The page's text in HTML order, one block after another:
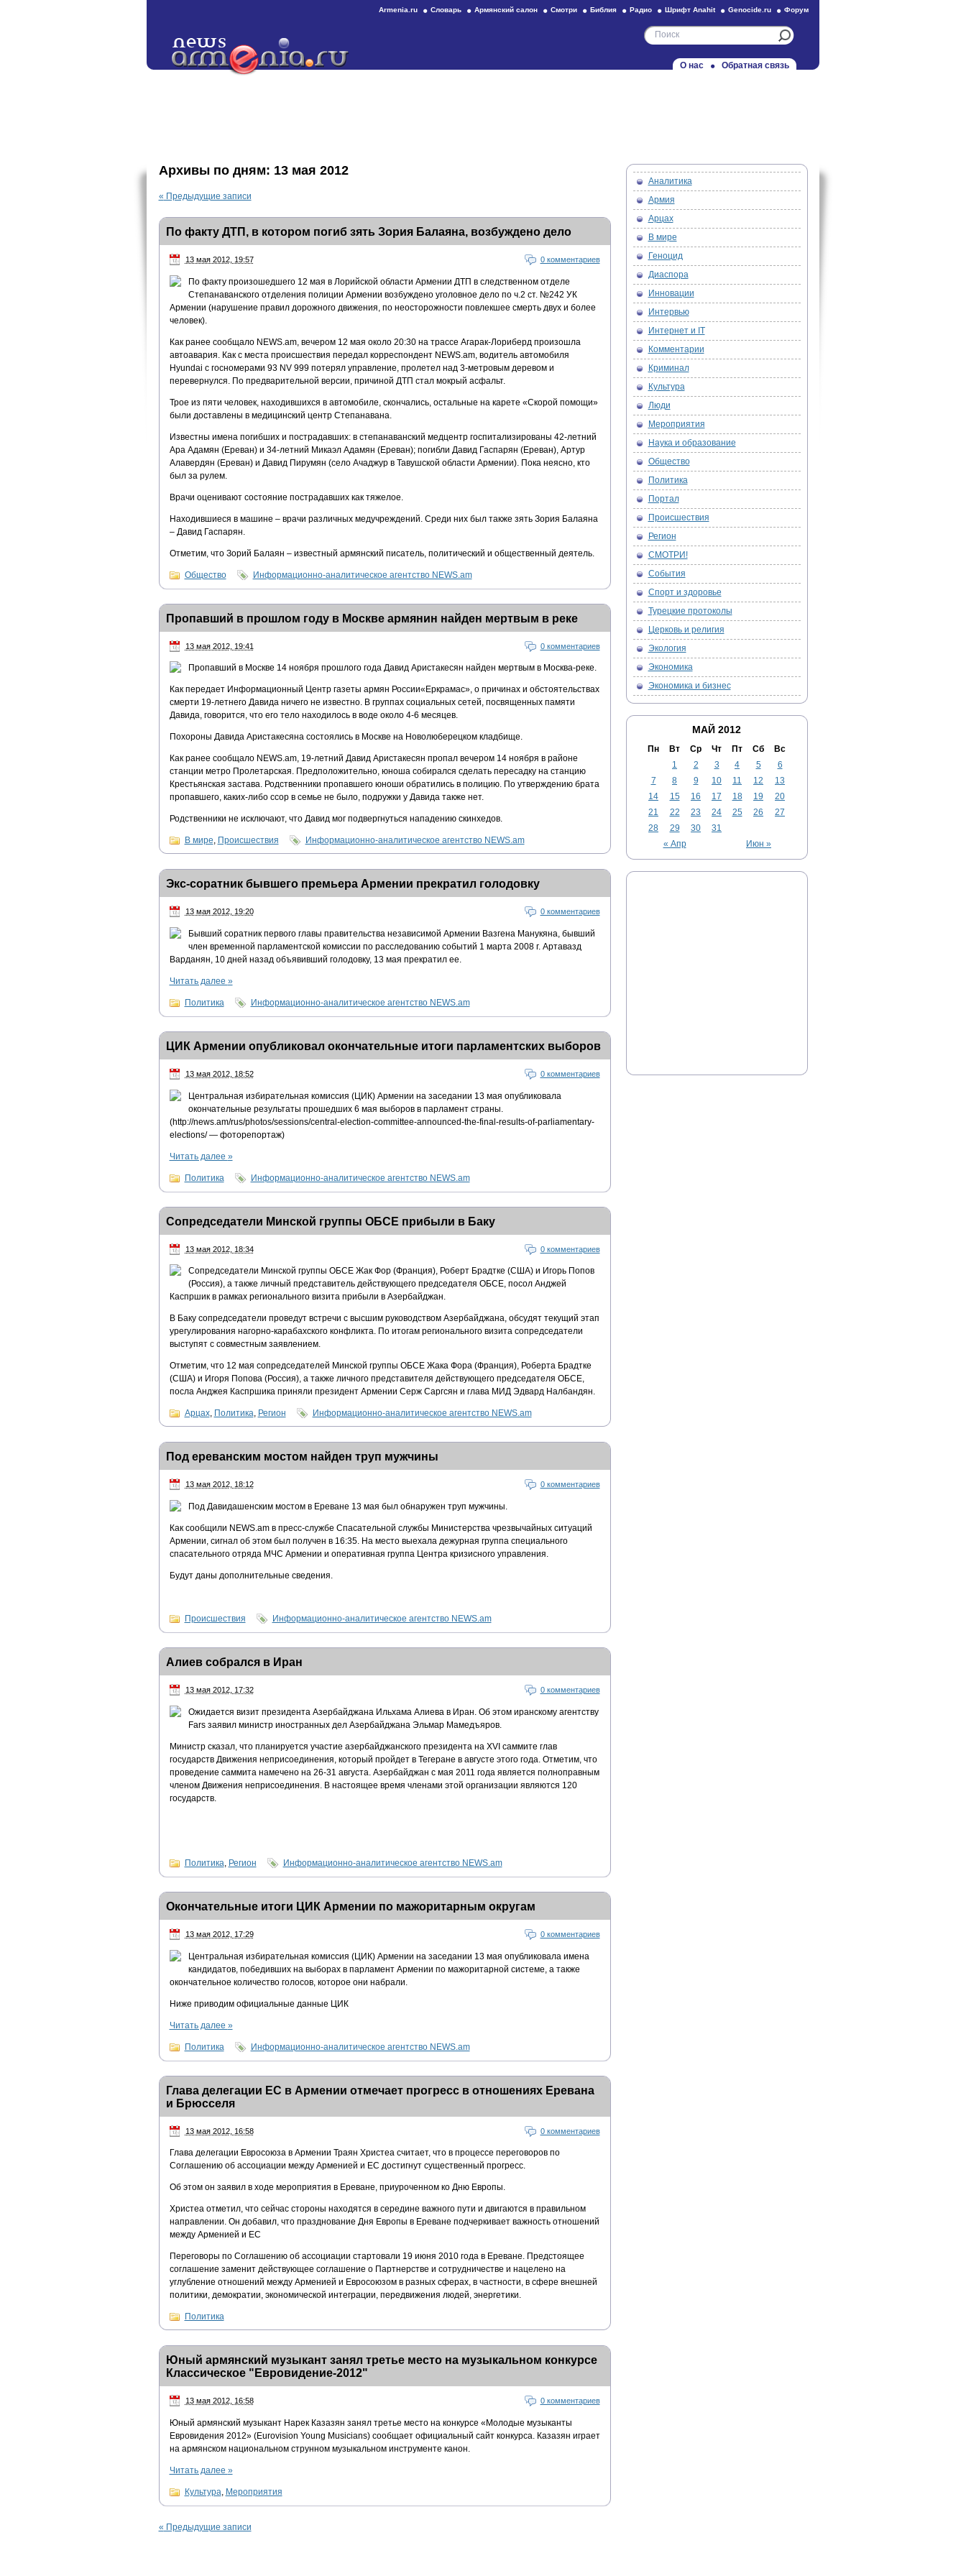
Armenia.ru Словарь Армянский салон Смотри Библия Радио Шрифт Anahit Genocide.ru Форум
О нас Обратная связь
Архивы по дням: 13 мая 2012
« Предыдущие записи
По факту ДТП, в котором погиб зять Зория Балаяна, возбуждено дело
13 мая 2012, 19:57 0 комментариев
По факту произошедшего 12 мая в Лорийской области Армении ДТП в следственном отделе
Степанаванского отделения полиции Армении возбуждено уголовное дело по ч.2 ст. №242 УК
Армении (нарушение правил дорожного движения, по неосторожности повлекшее смерть двух и более
человек).
Как ранее сообщало NEWS.am, вечером 12 мая около 20:30 на трассе Агарак-Лориберд произошла
автоавария. Как с места происшествия передал корреспондент NEWS.am, водитель автомобиля
Hyundai с госномерами 93 NV 999 потерял управление, пролетел над 3-метровым деревом и
перевернулся. По предварительной версии, причиной ДТП стал мокрый асфальт.
Трое из пяти человек, находившихся в автомобиле, скончались, остальные на карете «Скорой помощи»
были доставлены в медицинский центр Степанавана.
Известны имена погибших и пострадавших: в степанаванский медцентр госпитализированы 42-летний
Ара Адамян (Ереван) и 34-летний Микаэл Адамян (Ереван); погибли Давид Гаспарян (Ереван), Артур
Алавердян (Ереван) и Давид Пирумян (село Ачаджур в Тавушской области Армении). Пока неясно, кто
был за рулем.
Врачи оценивают состояние пострадавших как тяжелое.
Находившиеся в машине – врачи различных медучреждений. Среди них был также зять Зория Балаяна
– Давид Гаспарян.
Отметим, что Зорий Балаян – известный армянский писатель, политический и общественный деятель.
Общество Информационно-аналитическое агентство NEWS.am
Пропавший в прошлом году в Москве армянин найден мертвым в реке
13 мая 2012, 19:41 0 комментариев
Пропавший в Москве 14 ноября прошлого года Давид Аристакесян найден мертвым в Москва-реке.
Как передает Информационный Центр газеты армян России«Еркрамас», о причинах и обстоятельствах
смерти 19-летнего Давида ничего не известно. В группах социальных сетей, посвященных памяти
Давида, говорится, что его тело находилось в воде около 4-6 месяцев.
Похороны Давида Аристакесяна состоялись в Москве на Новолюберецком кладбище.
Как ранее сообщало NEWS.am, 19-летний Давид Аристакесян пропал вечером 14 ноября в районе
станции метро Пролетарская. Предположительно, юноша собирался сделать пересадку на станцию
Крестьянская застава. Родственники пропавшего юноши обратились в полицию. По утверждению брата
пропавшего, каких-либо ссор в семье не было, подружки у Давида также нет.
Родственники не исключают, что Давид мог подвергнуться нападению скинхедов.
В мире, Происшествия Информационно-аналитическое агентство NEWS.am
Экс-соратник бывшего премьера Армении прекратил голодовку
13 мая 2012, 19:20 0 комментариев
Бывший соратник первого главы правительства независимой Армении Вазгена Манукяна, бывший
член временной парламентской комиссии по расследованию событий 1 марта 2008 г. Артавазд
Варданян, 10 дней назад объявивший голодовку, 13 мая прекратил ее.
Читать далее »
Политика Информационно-аналитическое агентство NEWS.am
ЦИК Армении опубликовал окончательные итоги парламентских выборов
13 мая 2012, 18:52 0 комментариев
Центральная избирательная комиссия (ЦИК) Армении на заседании 13 мая опубликовала
окончательные результаты прошедших 6 мая выборов в парламент страны.
(http://news.am/rus/photos/sessions/central-election-committee-announced-the-final-results-of-parliamentary-
elections/ — фоторепортаж)
Читать далее »
Политика Информационно-аналитическое агентство NEWS.am
Сопредседатели Минской группы ОБСЕ прибыли в Баку
13 мая 2012, 18:34 0 комментариев
Сопредседатели Минской группы ОБСЕ Жак Фор (Франция), Роберт Брадтке (США) и Игорь Попов
(Россия), а также личный представитель действующего председателя ОБСЕ, посол Анджей
Каспршик в рамках регионального визита прибыли в Азербайджан.
В Баку сопредседатели проведут встречи с высшим руководством Азербайджана, обсудят текущий этап
урегулирования нагорно-карабахского конфликта. По итогам регионального визита сопредседатели
выступят с совместным заявлением.
Отметим, что 12 мая сопредседателей Минской группы ОБСЕ Жака Фора (Франция), Роберта Брадтке
(США) и Игоря Попова (Россия), а также личного представителя действующего председателя ОБСЕ,
посла Анджея Каспршика приняли президент Армении Серж Саргсян и глава МИД Эдвард Налбандян.
Арцах, Политика, Регион Информационно-аналитическое агентство NEWS.am
Под ереванским мостом найден труп мужчины
13 мая 2012, 18:12 0 комментариев
Под Давидашенским мостом в Ереване 13 мая был обнаружен труп мужчины.
Как сообщили NEWS.am в пресс-службе Спасательной службы Министерства чрезвычайных ситуаций
Армении, сигнал об этом был получен в 16:35. На место выехала дежурная группа специального
спасательного отряда МЧС Армении и оперативная группа Центра кризисного управления.
Будут даны дополнительные сведения.
Происшествия Информационно-аналитическое агентство NEWS.am
Алиев собрался в Иран
13 мая 2012, 17:32 0 комментариев
Ожидается визит президента Азербайджана Ильхама Алиева в Иран. Об этом иранскому агентству
Fars заявил министр иностранных дел Азербайджана Эльмар Мамедъяров.
Министр сказал, что планируется участие азербайджанского президента на XVI саммите глав
государств Движения неприсоединения, который пройдет в Тегеране в августе этого года. Отметим, что
проведение саммита намечено на 26-31 августа. Азербайджан с мая 2011 года является полноправным
членом Движения неприсоединения. В настоящее время членами этой организации являются 120
государств.
Политика, Регион Информационно-аналитическое агентство NEWS.am
Окончательные итоги ЦИК Армении по мажоритарным округам
13 мая 2012, 17:29 0 комментариев
Центральная избирательная комиссия (ЦИК) Армении на заседании 13 мая опубликовала имена
кандидатов, победивших на выборах в парламент Армении по мажоритарной системе, а также
окончательное количество голосов, которое они набрали.
Ниже приводим официальные данные ЦИК
Читать далее »
Политика Информационно-аналитическое агентство NEWS.am
Глава делегации ЕС в Армении отмечает прогресс в отношениях Еревана
и Брюсселя
13 мая 2012, 16:58 0 комментариев
Глава делегации Евросоюза в Армении Траян Христеа считает, что в процессе переговоров по
Соглашению об ассоциации между Арменией и ЕС достигнут существенный прогресс.
Об этом он заявил в ходе мероприятия в Ереване, приуроченном ко Дню Европы.
Христеа отметил, что сейчас стороны находятся в середине важного пути и двигаются в правильном
направлении. Он добавил, что празднование Дня Европы в Ереване подчеркивает важность отношений
между Арменией и ЕС
Переговоры по Соглашению об ассоциации стартовали 19 июня 2010 года в Ереване. Предстоящее
соглашение заменит действующее соглашение о Партнерстве и сотрудничестве и нацелено на
углубление отношений между Арменией и Евросоюзом в разных сферах, в частности, в сфере внешней
политики, демократии, экономической интеграции, передвижения людей, энергетики.
Политика
Юный армянский музыкант занял третье место на музыкальном конкурсе
Классическое "Евровидение-2012"
13 мая 2012, 16:58 0 комментариев
Юный армянский музыкант Нарек Казазян занял третье место на конкурсе «Молодые музыканты
Евровидения 2012» (Eurovision Young Musicians) сообщает официальный сайт конкурса. Казазян играет
на армянском национальном струнном музыкальном инструменте канон.
Читать далее »
Культура, Мероприятия
« Предыдущие записи
Аналитика
Армия
Арцах
В мире
Геноцид
Диаспора
Инновации
Интервью
Интернет и IT
Комментарии
Криминал
Культура
Люди
Мероприятия
Наука и образование
Общество
Политика
Портал
Происшествия
Регион
СМОТРИ!
События
Спорт и здоровье
Турецкие протоколы
Церковь и религия
Экология
Экономика
Экономика и бизнес
МАЙ 2012
Пн Вт Ср Чт Пт Сб Вс
« Апр Июн »
1 2 3 4 5
6
7
8 9 10 11 12
13
14
15 16 17 18 19
20
21
22 23 24 25 26
27
28
29 30 31